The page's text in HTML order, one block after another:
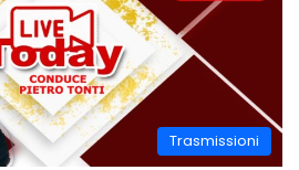
Trasmissioni